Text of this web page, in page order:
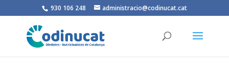
930 106 248 administracio@codinucat.cat